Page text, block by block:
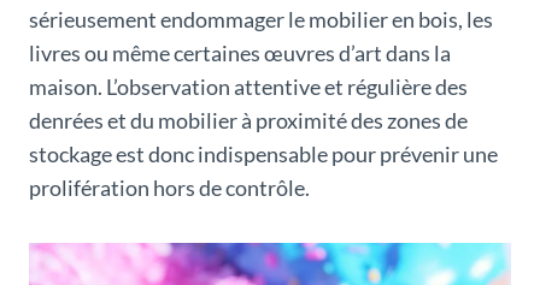
sérieusement endommager le mobilier en bois, les
livres ou même certaines œuvres d’art dans la
maison. L’observation attentive et régulière des
denrées et du mobilier à proximité des zones de
stockage est donc indispensable pour prévenir une
prolifération hors de contrôle.